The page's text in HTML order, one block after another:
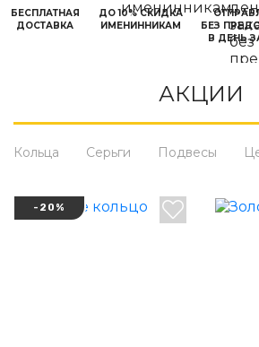
БЕСПЛАТНАЯ
ДОСТАВКА
ДО 10% СКИДКА
ИМЕНИННИКАМ
БЕЗ
В ДЕНЬ
АКЦИИ
Кольца Серьги Подвесы
-20%